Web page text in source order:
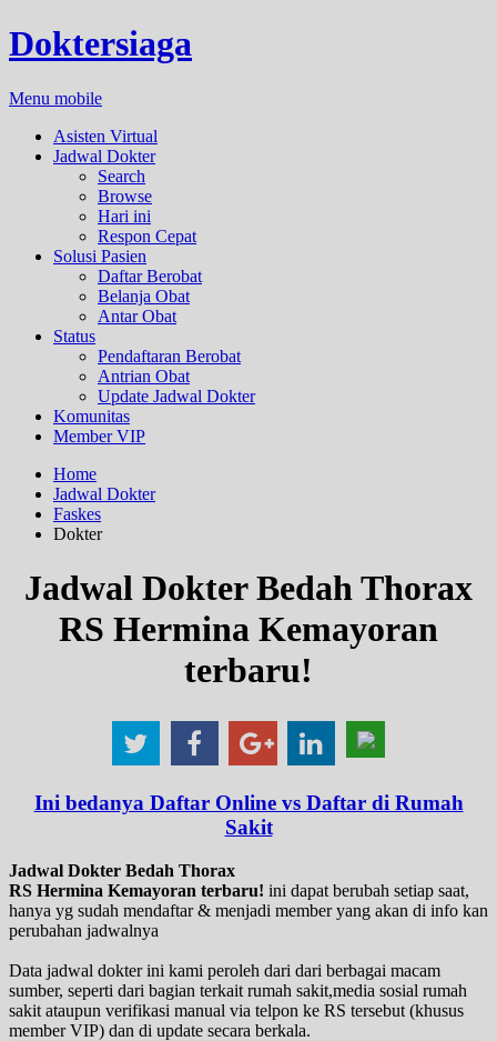
Doktersiaga
Menu mobile
Asisten Virtual
Jadwal Dokter
Search
Browse
Hari ini
Respon Cepat
Solusi Pasien
Daftar Berobat
Belanja Obat
Antar Obat
Status
Pendaftaran Berobat
Antrian Obat
Update Jadwal Dokter
Komunitas
Member VIP
Home
Jadwal Dokter
Faskes
Dokter
Jadwal Dokter Bedah Thorax
RS Hermina Kemayoran
terbaru!
Ini bedanya Daftar Online vs Daftar di Rumah
Sakit
Jadwal Dokter Bedah Thorax
RS Hermina Kemayoran terbaru! ini dapat berubah setiap saat,
hanya yg sudah mendaftar & menjadi member yang akan di info kan
perubahan jadwalnya
Data jadwal dokter ini kami peroleh dari dari berbagai macam
sumber, seperti dari bagian terkait rumah sakit,media sosial rumah
sakit ataupun verifikasi manual via telpon ke RS tersebut (khusus
member VIP) dan di update secara berkala.